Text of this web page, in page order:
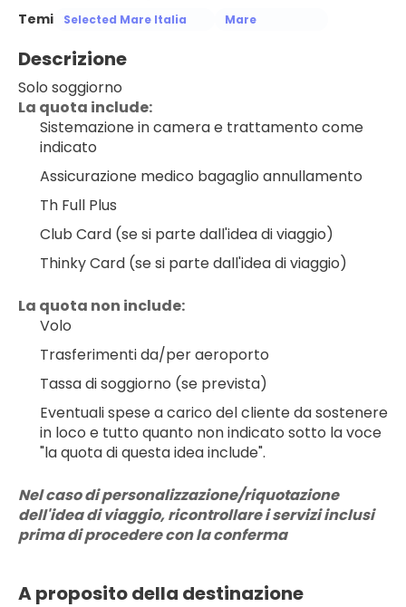
Temi
Selected Mare Italia Mare
Descrizione
Solo soggiorno
La quota include:
Sistemazione in camera e trattamento come
indicato
Assicurazione medico bagaglio annullamento
Th Full Plus
Club Card (se si parte dall'idea di viaggio)
Thinky Card (se si parte dall'idea di viaggio)
La quota non include:
Volo
Trasferimenti da/per aeroporto
Tassa di soggiorno (se prevista)
Eventuali spese a carico del cliente da sostenere
in loco e tutto quanto non indicato sotto la voce
"la quota di questa idea include".
Nel caso di personalizzazione/riquotazione
dell'idea di viaggio, ricontrollare i servizi inclusi
prima di procedere con la conferma
A proposito della destinazione